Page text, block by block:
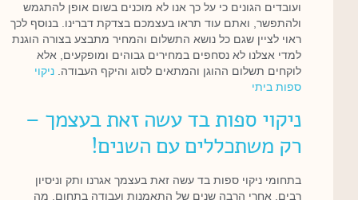
ועובדים הגונים כי על כך אנו לא מוכנים בשום אופן להתגמש
ולהתפשר, ואתם עוד תראו בעצמכם בצדקת דברינו. בנוסף לכך
ראוי לציין שגם כל נושא התשלום והמחיר מתבצע בצורה הוגנת
למדי אצלנו לא נסחפים במחירים גבוהים ומופקעים, אלא
לוקחים תשלום ההוגן והמתאים לסוג והיקף העבודה. ניקוי
ספות ביתי
ניקוי ספות בד עשה זאת בעצמך –
רק משתכללים עם השנים!
בתחומי ניקוי ספות בד עשה זאת בעצמך אגרנו ותק וניסיון
רבים, אחרי הרבה שנים של התאמנות ועבודה בתחום. מה